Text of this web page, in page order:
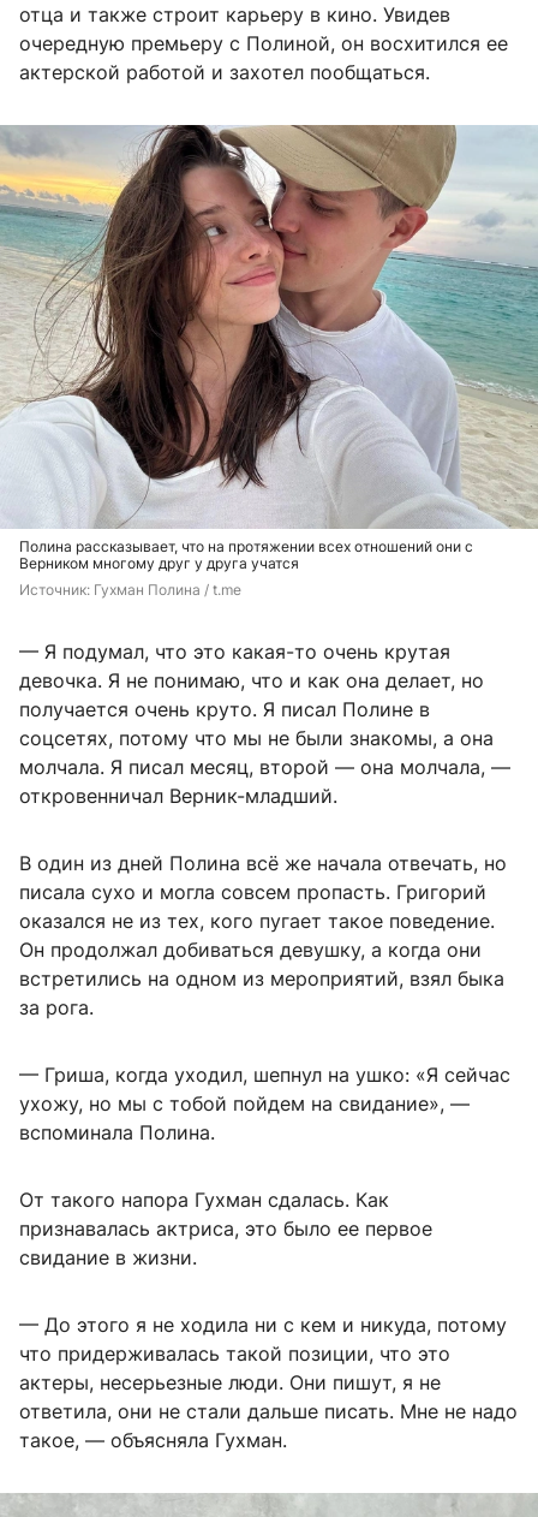
отца и также строит карьеру в кино. Увидев
очередную премьеру с Полиной, он восхитился ее
актерской работой и захотел пообщаться.
Полина рассказывает, что на протяжении всех отношений они с
Верником многому друг у друга учатся
Источник: Гухман Полина / t.me
— Я подумал, что это какая-то очень крутая
девочка. Я не понимаю, что и как она делает, но
получается очень круто. Я писал Полине в
соцсетях, потому что мы не были знакомы, а она
молчала. Я писал месяц, второй — она молчала, —
откровенничал Верник-младший.
В один из дней Полина всё же начала отвечать, но
писала сухо и могла совсем пропасть. Григорий
оказался не из тех, кого пугает такое поведение.
Он продолжал добиваться девушку, а когда они
встретились на одном из мероприятий, взял быка
за рога.
— Гриша, когда уходил, шепнул на ушко: «Я сейчас
ухожу, но мы с тобой пойдем на свидание», —
вспоминала Полина.
От такого напора Гухман сдалась. Как
признавалась актриса, это было ее первое
свидание в жизни.
— До этого я не ходила ни с кем и никуда, потому
что придерживалась такой позиции, что это
актеры, несерьезные люди. Они пишут, я не
ответила, они не стали дальше писать. Мне не надо
такое, — объясняла Гухман.